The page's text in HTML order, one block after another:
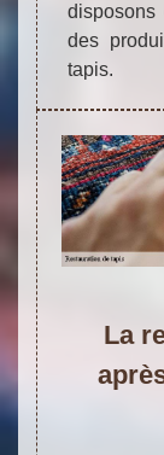
des
tapis.
La